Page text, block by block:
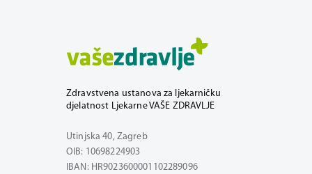
Zdravstvena ustanova za ljekarničku
djelatnost Ljekarne VAŠE ZDRAVLJE
Utinjska 40, Zagreb
OIB: 10698224903
IBAN: HR9023600001102289096